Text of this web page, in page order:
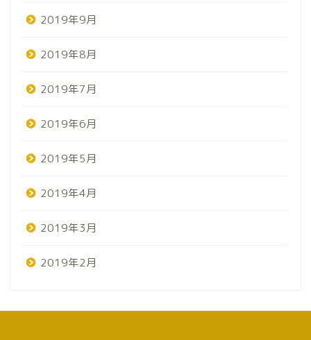
2019年9月
2019年8月
2019年7月
2019年6月
2019年5月
2019年4月
2019年3月
2019年2月